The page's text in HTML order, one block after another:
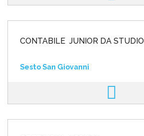
CONTABILE JUNIOR DA STUDIO
Sesto San Giovanni